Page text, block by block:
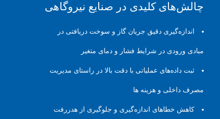
چالش‌های کلیدی در صنایع نیروگاهی
اندازه‌گیری دقیق جریان گاز و سوخت دریافتی در
مبادی ورودی در شرایط فشار و دمای متغیر
ثبت داده‌های عملیاتی با دقت بالا در راستای مدیریت
مصرف داخلی و هزینه ها
کاهش خطاهای اندازه‌گیری و جلوگیری از هدررفت